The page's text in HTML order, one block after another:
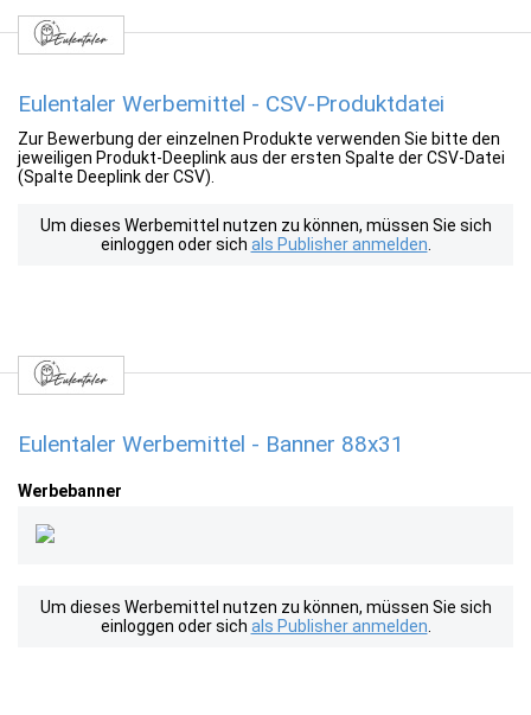
Eulentaler Werbemittel - CSV-Produktdatei
Zur Bewerbung der einzelnen Produkte verwenden Sie bitte den
jeweiligen Produkt-Deeplink aus der ersten Spalte der CSV-Datei
(Spalte Deeplink der CSV).
Um dieses Werbemittel nutzen zu können, müssen Sie sich
einloggen oder sich als Publisher anmelden
Eulentaler Werbemittel - Banner 88x31
Werbebanner
Um dieses Werbemittel nutzen zu können, müssen Sie sich
einloggen oder sich als Publisher anmelden